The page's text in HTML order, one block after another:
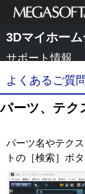
メガソフト株式
会社
3Dマイホー
サポート情報
よくあるご質
パーツ、テク
パーツ名やテク
トの［検索］ボ